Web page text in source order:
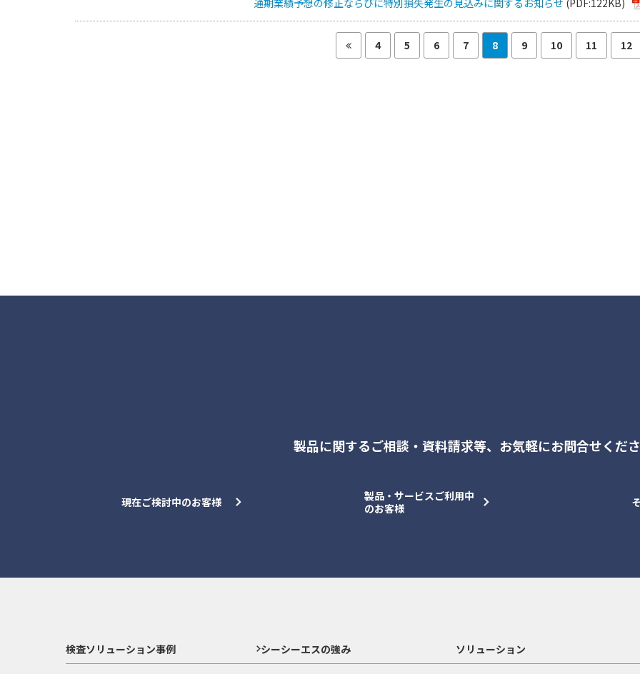
4 5 6 7 8 9 10 11 12
製品に関するご相談・資料請求等、 お気軽にお問合せくださ
現在ご検討中のお客様
製品・サービスご利用中
のお客様
検査ソリューション事例 シーシーエスの強み ソリューション